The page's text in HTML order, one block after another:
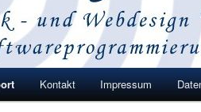
Kontakt Impressum